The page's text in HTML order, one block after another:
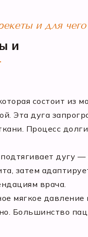
и для
и
состоит из
Эта дуга
Процесс
дугу
затем
врача.
мягкое
Большинство